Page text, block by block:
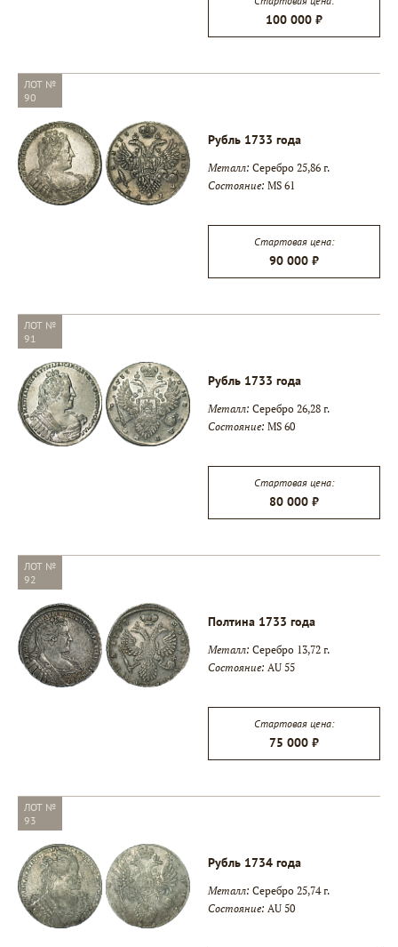
100 000 ₽
ЛОТ №
90
Рубль 1733 года
Металл: Серебро 25,86 г.
Состояние: MS 61
Стартовая цена:
90 000 ₽
ЛОТ №
91
Рубль 1733 года
Металл: Серебро 26,28 г.
Состояние: MS 60
Стартовая цена:
80 000 ₽
ЛОТ №
92
Полтина 1733 года
Металл: Серебро 13,72 г.
Состояние: AU 55
Стартовая цена:
75 000 ₽
ЛОТ №
93
Рубль 1734 года
Металл: Серебро 25,74 г.
Состояние: AU 50